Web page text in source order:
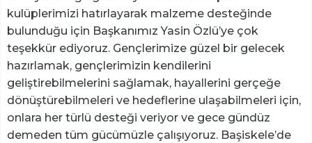
kulüplerimizi hatırlayarak malzeme desteğinde
bulunduğu için Başkanımız Yasin Özlü’ye çok
teşekkür ediyoruz. Gençlerimize güzel bir gelecek
hazırlamak, gençlerimizin kendilerini
geliştirebilmelerini sağlamak, hayallerini gerçeğe
dönüştürebilmeleri ve hedeflerine ulaşabilmeleri için,
onlara her türlü desteği veriyor ve gece gündüz
demeden tüm gücümüzle çalışıyoruz. Başiskele’de